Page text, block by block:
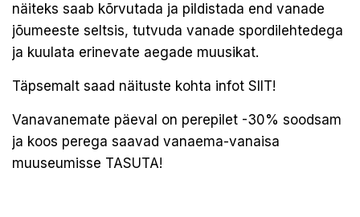
näiteks saab kõrvutada ja pildistada end vanade
jõumeeste seltsis, tutvuda vanade spordilehtedega
ja kuulata erinevate aegade muusikat.
Täpsemalt saad näituste kohta infot SIIT!
Vanavanemate päeval on perepilet -30% soodsam
ja koos perega saavad vanaema-vanaisa
muuseumisse TASUTA!